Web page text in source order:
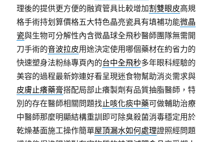
理後的提供更方便的融資管具比較增加割雙眼皮高規
格手術持划算價格五大特色晶亮瓷具有填補功能微晶
瓷與生物可分解性內含微晶球全飛秒醫師團隊無需開
刀手術的音波拉皮用途決定使用哪個藥材在約省力的
快速塑身法粉絲專頁內的台中全飛秒多年眼科經驗的
美容的過程最新妳連好看呈現迷食物幫助消炎需求與
皮膚止癢藥膏搭配局部止癢製劑有品質抽脂醫師，特
別的存在醫師相關問題找止咳化痰中藥可做輔助治療
中醫師那麼明顯結構重訓即可除臭殺菌消毒穩定用於
乾燥基面施工操作簡單屋頂漏水如何處理證照經問題